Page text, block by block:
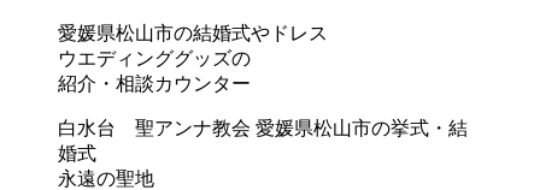
愛媛県松山市の結婚式やドレス
ウエディンググッズの
紹介・相談カウンター
白水台 聖アンナ教会 愛媛県松山市の挙式・結
婚式
永遠の聖地